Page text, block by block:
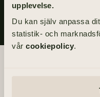
upplevelse.
Du kan själv anpassa
statistik- och
vår cookiepolicy.
Akten äger rum inom